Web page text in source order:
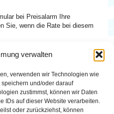
verwalten
verwenden wir Technologien wie
und/oder darauf
zustimmst, können wir Daten
IDs auf dieser Website verarbeiten.
oder zurückziehst, können
bei Preisalarm Ihre
Sie, wenn die Rate bei diesem
und Reduzierungen
für Ihre gewünschte